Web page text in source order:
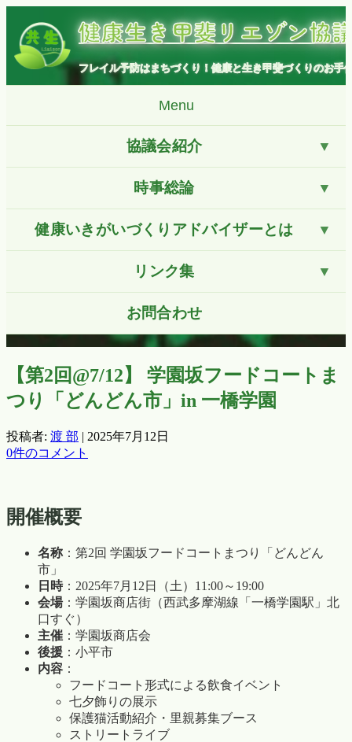
ン
キ
健康生き甲斐リエゾン協
フレイル予防はまちづくり！健康と生き甲斐づくりのお手
Menu
協議会紹介
時事総論
健康いきがいづくりアドバイザーとは
リンク集
お問合わせ
【第2回@7/12】 学園坂フードコートま
つり「どんどん市」in 一橋学園
投稿者: 渡 部 | 2025年7月12日
0件のコメント
開催概要
名称 ：第2回 学園坂フードコートまつり「どんどん
市」
日時：2025年7月12日（土）11:00～19:00
会場：学園坂商店街（西武多摩湖線「一橋学園駅」北
口すぐ）
主催 ：学園坂商店会
後援 ：小平市
内容 ：
フードコート形式による飲食イベント
七夕飾りの展示
保護猫活動紹介・里親募集ブース
ストリートライブ